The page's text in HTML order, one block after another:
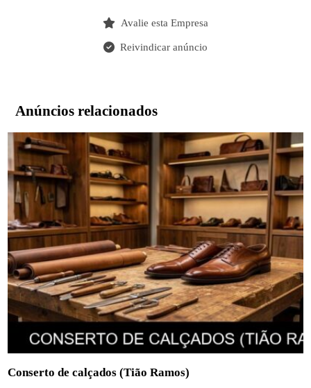
Avalie esta Empresa
Reivindicar anúncio
Anúncios relacionados
Conserto de calçados (Tião Ramos)